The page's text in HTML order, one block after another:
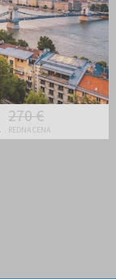
270 €
REDNA CENA